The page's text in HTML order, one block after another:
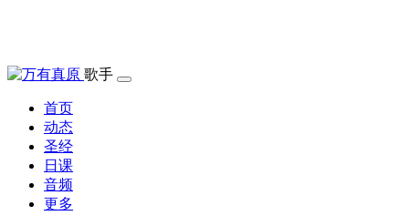
歌手
首页
动态
圣经
日课
音频
更多